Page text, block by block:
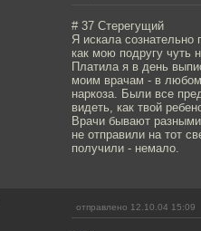
# 37 Стерегущий
Я искала сознательно
как мою подругу чуть
Платила я в день
моим врачам - в
наркоза. Были все
видеть, как твой
Врачи бывают
не отправили на тот
получили - немало.
отправлено 12.10.04 15:09